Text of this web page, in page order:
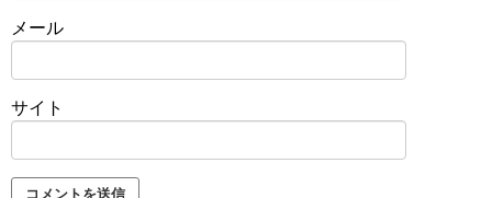
メール
サイト